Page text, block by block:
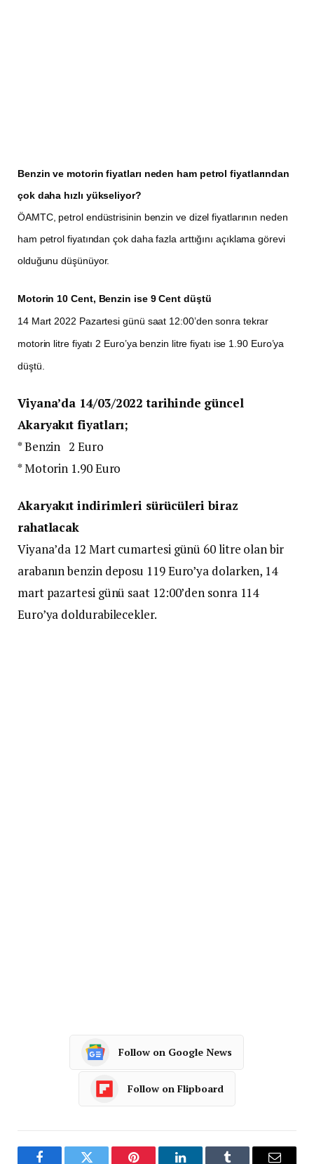
Benzin ve motorin fiyatları neden ham petrol fiyatlarından
çok daha hızlı yükseliyor?
ÖAMTC, petrol endüstrisinin benzin ve dizel fiyatlarının neden
ham petrol fiyatından çok daha fazla arttığını açıklama görevi
olduğunu düşünüyor.
Motorin 10 Cent, Benzin ise 9 Cent düştü
14 Mart 2022 Pazartesi günü saat 12:00’den sonra tekrar
motorin litre fiyatı 2 Euro’ya benzin litre fiyatı ise 1.90 Euro’ya
düştü.
Viyana’da 14/03/2022 tarihinde güncel
Akaryakıt fiyatları;
* Benzin 2 Euro
* Motorin 1.90 Euro
Akaryakıt indirimleri sürücüleri biraz
rahatlacak
Viyana’da 12 Mart cumartesi günü 60 litre olan bir
arabanın benzin deposu 119 Euro’ya dolarken, 14
mart pazartesi günü saat 12:00’den sonra 114
Euro’ya doldurabilecekler.
Follow on Google News
Follow on Flipboard